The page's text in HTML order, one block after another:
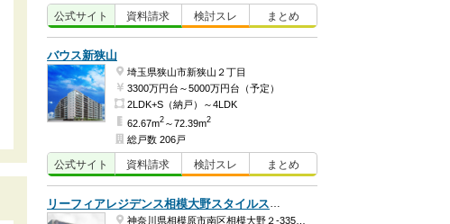
公式サイト 資料請求 検討スレ まとめ
バウス新狭山
埼玉県狭山市新狭山２丁目
3300万円台～5000万円台（予定）
2LDK+S（納戸）～4LDK
62.67m2 ～72.39m2
総戸数 206戸
公式サイト 資料請求 検討スレ まとめ
リーフィアレジデンス相模大野スタイルスイート